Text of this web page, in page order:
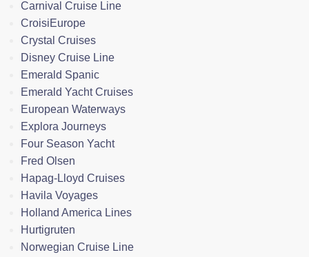
Carnival Cruise Line
CroisiEurope
Crystal Cruises
Disney Cruise Line
Emerald Spanic
Emerald Yacht Cruises
European Waterways
Explora Journeys
Four Season Yacht
Fred Olsen
Hapag-Lloyd Cruises
Havila Voyages
Holland America Lines
Hurtigruten
Norwegian Cruise Line